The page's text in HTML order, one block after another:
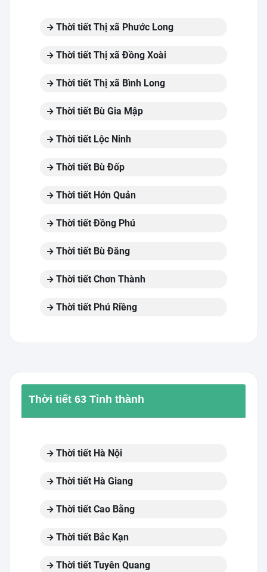
Thời tiết Thị xã Phước Long
Thời tiết Thị xã Đồng Xoài
Thời tiết Thị xã Bình Long
Thời tiết Bù Gia Mập
Thời tiết Lộc Ninh
Thời tiết Bù Đốp
Thời tiết Hớn Quản
Thời tiết Đồng Phú
Thời tiết Bù Đăng
Thời tiết Chơn Thành
Thời tiết Phú Riềng
Thời tiết 63 Tỉnh thành
Thời tiết Hà Nội
Thời tiết Hà Giang
Thời tiết Cao Bằng
Thời tiết Bắc Kạn
Thời tiết Tuyên Quang